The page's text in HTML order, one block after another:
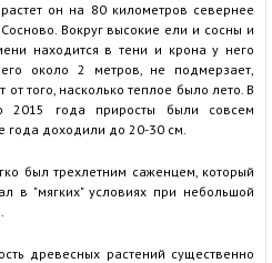
он на 80 километров севернее
Вокруг высокие ели и сосны и
находится в тени и крона у него
около 2 метров, не подмерзает,
от того, насколько теплое было лето. В
2015 года приросты были совсем
года доходили до 20-30 см.
был трехлетним саженцем, который
в "мягких" условиях при небольшой
древесных растений существенно